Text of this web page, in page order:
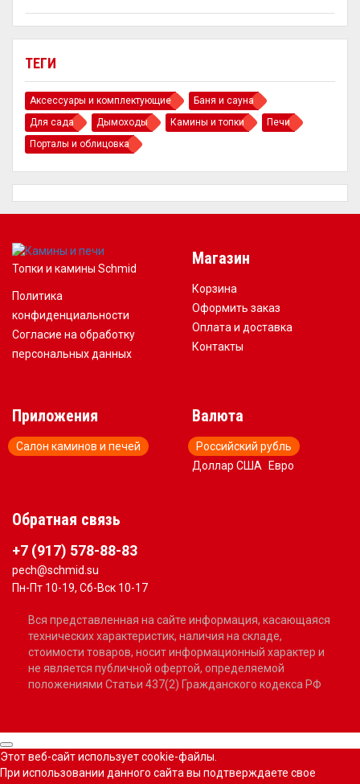
ТЕГИ
Аксессуары и комплектующие
Баня и сауна
Для сада
Дымоходы Камины и топки
Печи
Порталы и облицовка
Топки и камины Schmid
Политика
конфиденциальности
Согласие на обработку
персональных данных
Магазин
Корзина
Оформить заказ
Оплата и доставка
Контакты
Приложения
Салон каминов и печей
Валюта
Российский рубль
Доллар США
Евро
Обратная связь
+7 (917) 578-88-83
pech@schmid.su
Пн-Пт 10-19, Сб-Вск 10-17
Вся представленная на сайте информация, касающаяся
технических характеристик, наличия на складе,
стоимости товаров, носит информационный характер и
не является публичной офертой, определяемой
положениями Статьи 437(2) Гражданского кодекса РФ
Этот веб-сайт использует cookie-файлы.
При использовании данного сайта вы подтверждаете свое